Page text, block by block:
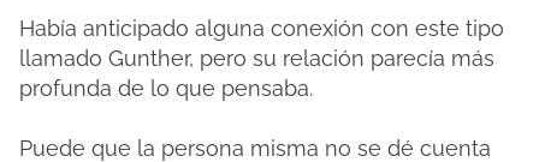
Había anticipado alguna conexión con este tipo
llamado Gunther, pero su relación parecía más
profunda de lo que pensaba.
Puede que la persona misma no se dé cuenta